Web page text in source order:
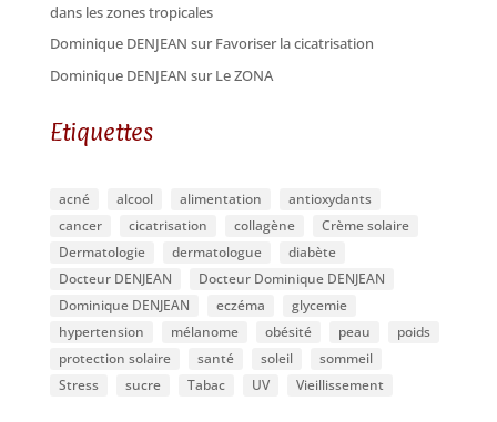
dans les zones tropicales
Dominique DENJEAN surFavoriser la cicatrisation
Dominique DENJEAN surLe ZONA
Etiquettes
acné alcool alimentation
antioxydants
cancer
cicatrisation collagène
Crème solaire
Dermatologie
dermatologue
diabète
Docteur DENJEAN
Docteur Dominique DENJEAN
Dominique DENJEAN
eczéma
glycemie
hypertension
mélanome obésité peau
poids
protection solaire
santé soleil
sommeil
Stress
sucre Tabac UV Vieillissement